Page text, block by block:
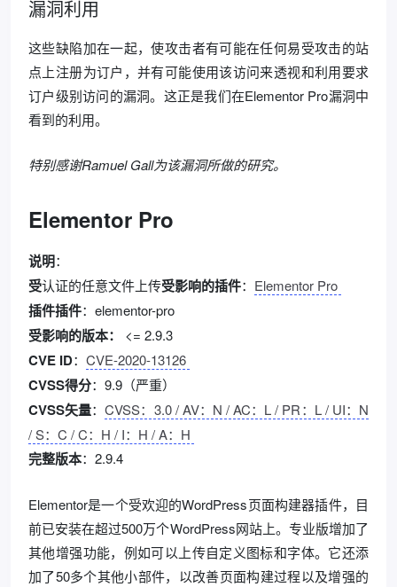
漏洞利用
这些缺陷加在一起，使攻击者有可能在任何易受攻击的站
点上注册为订户，并有可能使用该访问来透视和利用要求
订户级别访问的漏洞。这正是我们在Elementor Pro漏洞中
看到的利用。
特别感谢Ramuel Gall为该漏洞所做的研究。
Elementor Pro
说明：
受认证的任意文件上传受影响的插件： Elementor Pro
插件插件：elementor-pro
受影响的版本： <= 2.9.3
CVE ID： CVE-2020-13126
CVSS得分：9.9（严重）
CVSS矢量：CVSS：3.0 / AV：N / AC：L / PR：L / UI：N
/ S：C / C：H / I：H / A：H
完整版本：2.9.4
Elementor是一个受欢迎的WordPress页面构建器插件，目
前已安装在超过500万个WordPress网站上。专业版增加了
其他增强功能，例如可以上传自定义图标和字体。它还添
加了50多个其他小部件，以改善页面构建过程以及增强的